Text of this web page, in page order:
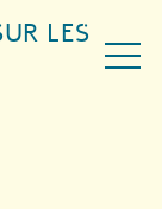
LES